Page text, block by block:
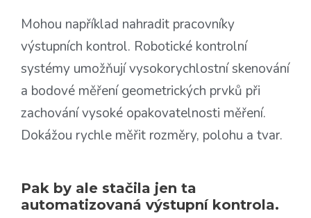
Mohou například nahradit pracovníky
výstupních kontrol. Robotické kontrolní
systémy umožňují vysokorychlostní skenování
a bodové měření geometrických prvků při
zachování vysoké opakovatelnosti měření.
Dokážou rychle měřit rozměry, polohu a tvar.
Pak by ale stačila jen ta
automatizovaná výstupní kontrola.